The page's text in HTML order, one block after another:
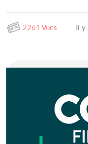
2261 Vues Il y